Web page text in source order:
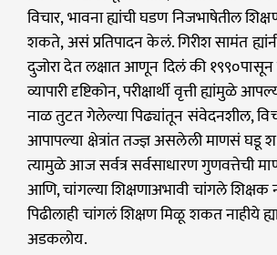
विचार, भावना ह्यांची घडण निजभाषेतील
शकते, असं प्रतिपादन केलं. गिरीश सामंत ह्यांनी
दुजोरा देत लक्षात आणून दिलं की
व्यापारी दृष्टिकोन, परीक्षार्थी वृत्ती ह्यांमुळे
नाळ तुटत गेलेल्या पिढ्यांतून संवेदनशील,
आपापल्या क्षेत्रांत तज्ज्ञ असलेली माणसं घडू
त्यामुळे आज सर्वत्र सर्वसाधारण गुणवत्तेची
आणि, चांगल्या शिक्षणाअभावी चांगले
पिढीलाही चांगलं शिक्षण मिळू शकत नाहीये
अडकलोय.